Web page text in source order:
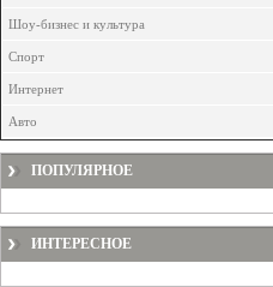
Шоу-бизнес и культура
Спорт
Интернет
Авто
ПОПУЛЯРНОЕ
ИНТЕРЕСНОЕ